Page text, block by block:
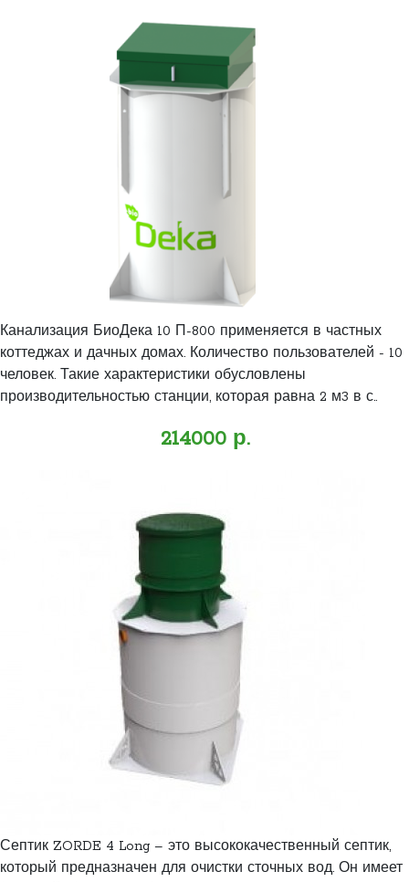
Канализация БиоДека 10 П-800 применяется в частных
коттеджах и дачных домах. Количество пользователей - 10
человек. Такие характеристики обусловлены
производительностью станции, которая равна 2 м3 в с..
214000 р.
Септик ZORDE 4 Long – это высококачественный септик,
который предназначен для очистки сточных вод. Он имеет